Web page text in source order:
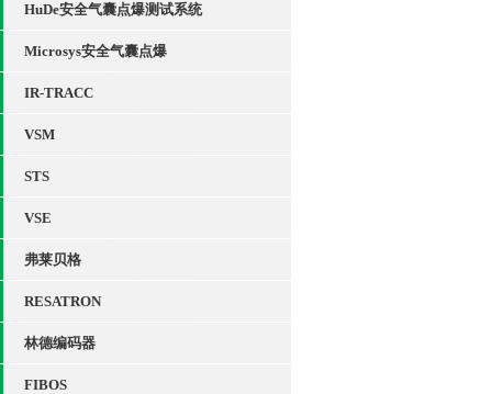
HuDe安全气囊点爆测试系统
Microsys安全气囊点爆
IR-TRACC
VSM
STS
VSE
弗莱贝格
RESATRON
林德编码器
FIBOS